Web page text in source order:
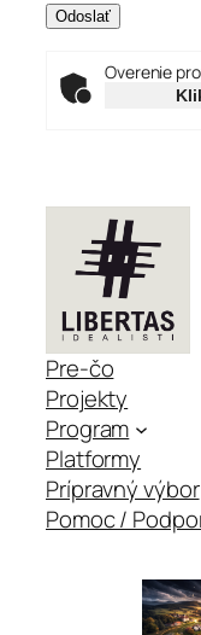
Overenie
Pre-čo
Projekty
Program
Platformy
Prípravný výbor
Pomoc /